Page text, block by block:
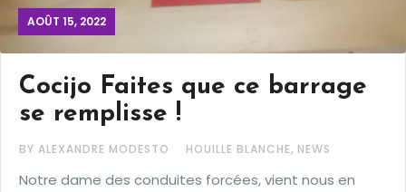
AOÛT 15, 2022
Cocijo Faites que ce barrage
se remplisse !
BY ALEXANDRE MODESTO HOUILLE BLANCHE, NEWS
Notre dame des conduites forcées, vient nous en